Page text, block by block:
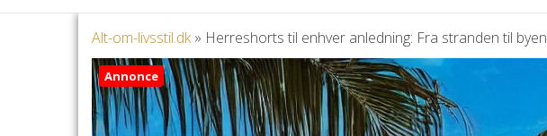
Alt-om-livsstil.dk» Herreshorts til enhver anledning: Fra stranden til byen
Annonce